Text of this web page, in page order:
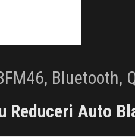
Bluetooth,
Reduceri Auto